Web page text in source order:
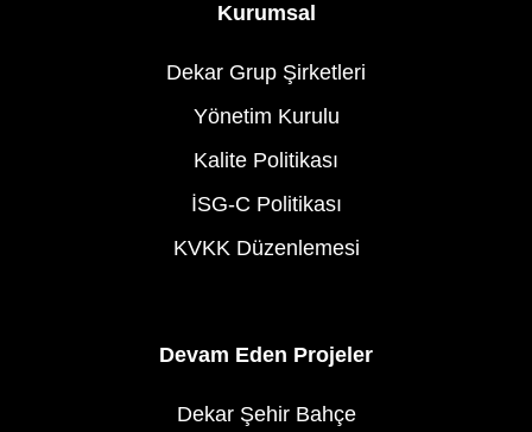
Kurumsal
Dekar Grup Şirketleri
Yönetim Kurulu
Kalite Politikası
İSG-C Politikası
KVKK Düzenlemesi
Devam Eden Projeler
Dekar Şehir Bahçe